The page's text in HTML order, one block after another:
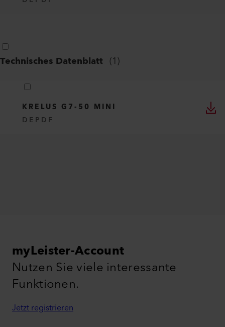
Technisches Datenblatt (1)
KRELUS G7-50 MINI
DE PDF
myLeister-Account
Nutzen Sie viele interessante
Funktionen.
Jetzt registrieren